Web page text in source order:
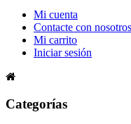
Mi cuenta
Contacte con nosotros
Mi carrito
Iniciar sesión
Categorías